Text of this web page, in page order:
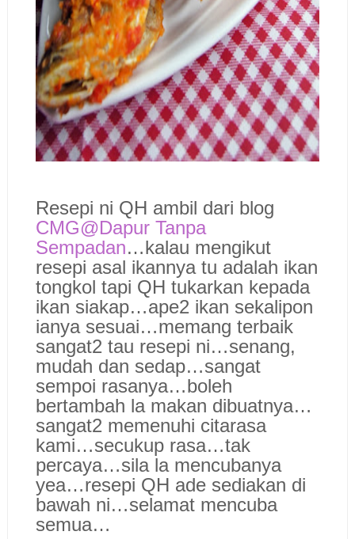
Resepi ni QH ambil dari blog
CMG@Dapur Tanpa
Sempadan…kalau mengikut
resepi asal ikannya tu adalah ikan
tongkol tapi QH tukarkan kepada
ikan siakap…ape2 ikan sekalipon
ianya sesuai…memang terbaik
sangat2 tau resepi ni…senang,
mudah dan sedap…sangat
sempoi rasanya…boleh
bertambah la makan dibuatnya…
sangat2 memenuhi citarasa
kami…secukup rasa…tak
percaya…sila la mencubanya
yea…resepi QH ade sediakan di
bawah ni…selamat mencuba
semua…